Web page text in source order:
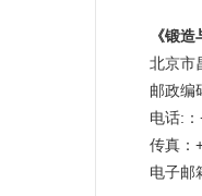
《锻
北京市
邮政编
电话:
传真：
电子邮